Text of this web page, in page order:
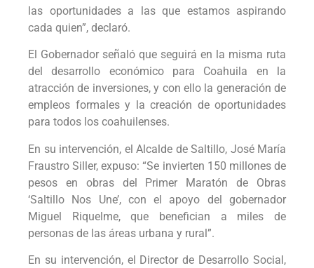
las oportunidades a las que estamos aspirando
cada quien”, declaró.
El Gobernador señaló que seguirá en la misma ruta
del desarrollo económico para Coahuila en la
atracción de inversiones, y con ello la generación de
empleos formales y la creación de oportunidades
para todos los coahuilenses.
En su intervención, el Alcalde de Saltillo, José María
Fraustro Siller, expuso: “Se invierten 150 millones de
pesos en obras del Primer Maratón de Obras
‘Saltillo Nos Une’, con el apoyo del gobernador
Miguel Riquelme, que benefician a miles de
personas de las áreas urbana y rural”.
En su intervención, el Director de Desarrollo Social,